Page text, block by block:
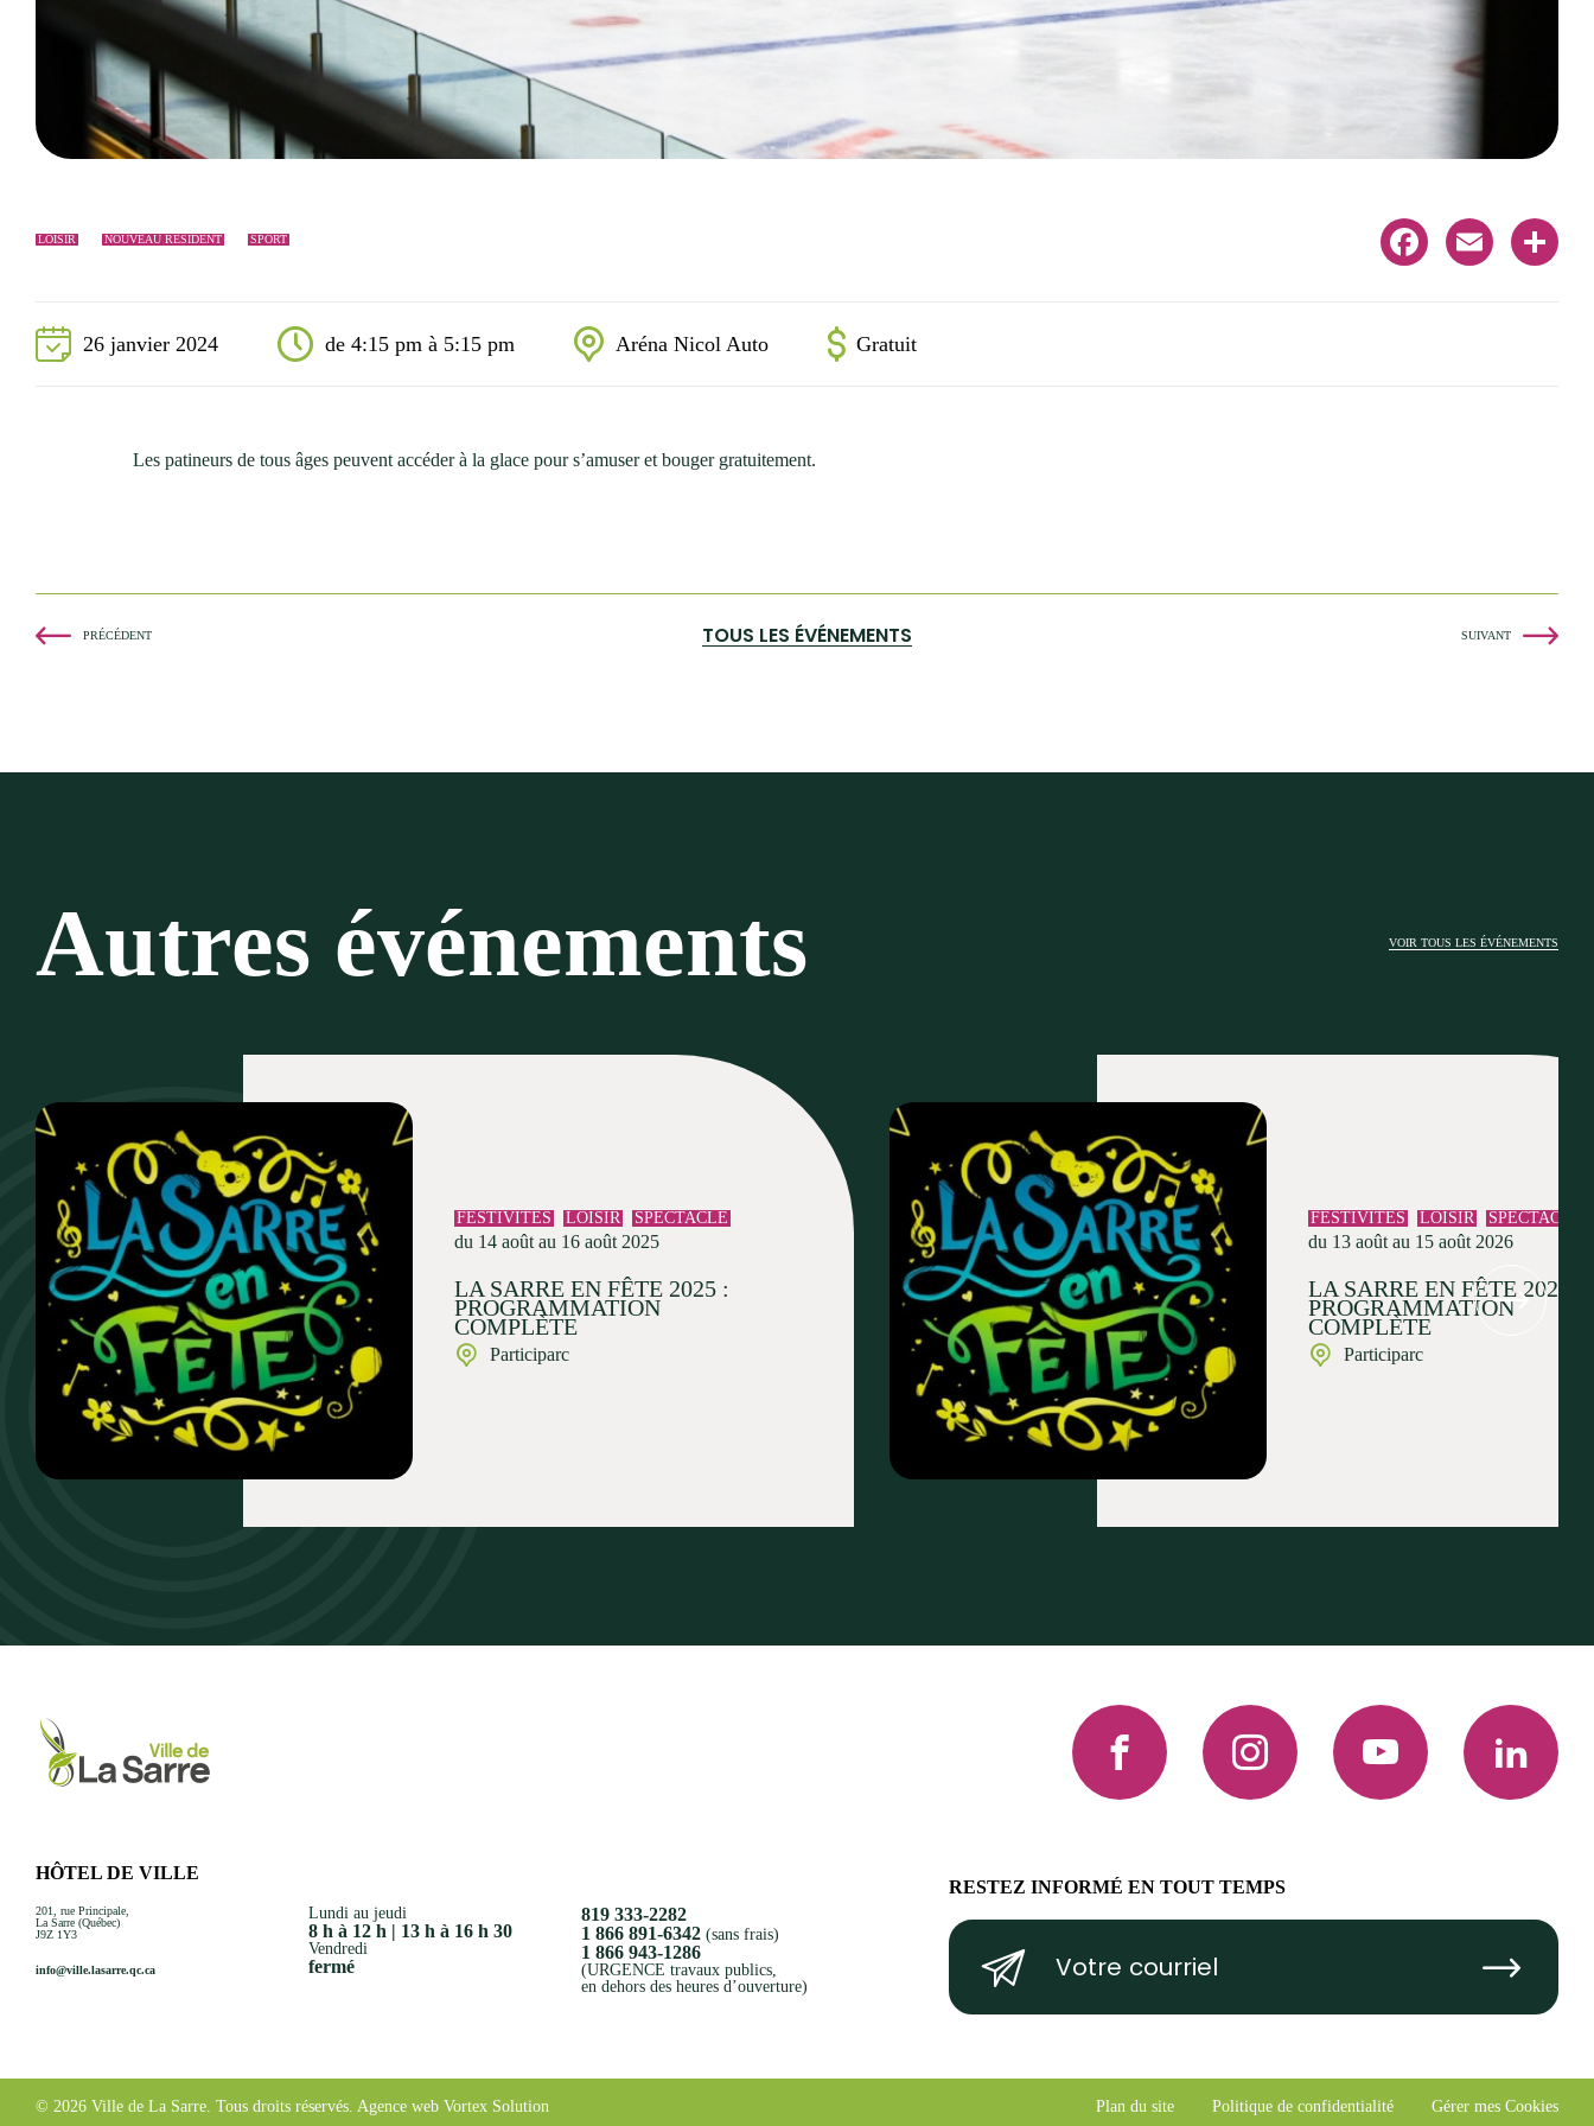
Nouveaux résidents
Accessibilité universelle
La Sarre, ville familiale
Répertoire des organismes
LOISIR NOUVEAU RÉSIDENT
SPORT
Facebook
Email Share
26 janvier 2024 de 4:15 pm à 5:15 pm Aréna Nicol Auto Gratuit
Les patineurs de tous âges peuvent accéder à la glace pour s’amuser et bouger gratuitement.
PRÉCÉDENT TOUS LES ÉVÉNEMENTS SUIVANT
Autres événements VOIR TOUS LES ÉVÉNEMENTS
FESTIVITÉS LOISIR SPECTACLE
du 14 août au 16 août 2025
LA SARRE EN FÊTE 2025 :
PROGRAMMATION
COMPLÈTE
Participarc
FESTIVITÉS LOISIR SPECTACLE
du 13 août au 15 août 2026
LA SARRE EN FÊTE 2026 :
PROGRAMMATION
COMPLÈTE
Participarc
HÔTEL DE VILLE
201, rue Principale,
La Sarre (Québec)
J9Z 1Y3
info@ville.lasarre.qc.ca
Lundi au jeudi
8 h à 12 h | 13 h à 16 h 30
Vendredi
fermé
819 333-2282
1 866 891-6342 (sans frais)
1 866 943-1286
(URGENCE travaux publics,
en dehors des heures d’ouverture)
RESTEZ INFORMÉ EN TOUT TEMPS
Votre
courriel
(Nécessaire)
Submit
FacebookInstagramYouTube LinkedIn
© 2026 Ville de La Sarre. Tous droits réservés. Agence web Vortex Solution Plan du site Politique de confidentialité Gérer mes Cookies